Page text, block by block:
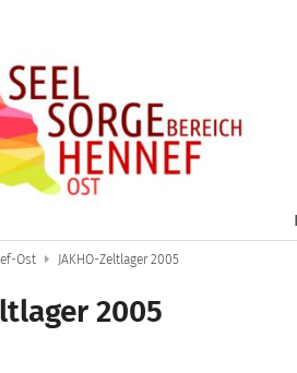
Ost JAKHO-Zeltlager 2005
2005